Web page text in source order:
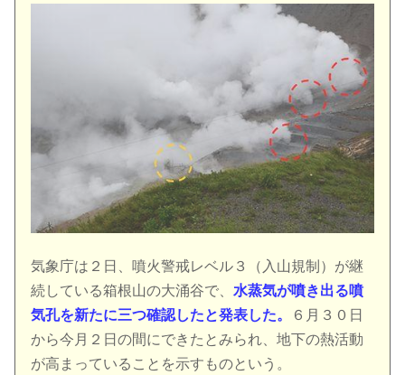
気象庁は２日、噴火警戒レベル３（入山規制）が継
続している箱根山の大涌谷で、 水蒸気が噴き出る噴
気孔を新たに三つ確認したと発表した。
６月３０日
から今月２日の間にできたとみられ、地下の熱活動
が高まっていることを示すものという。